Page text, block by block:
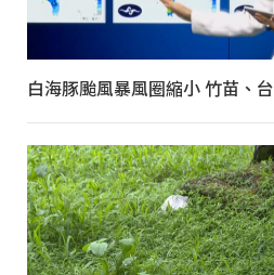
白海豚颱風暴風圈縮小 竹苗、